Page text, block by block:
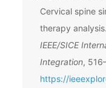
Cervical spine
therapy analysis.
IEEE/SICE
Integration,
https://